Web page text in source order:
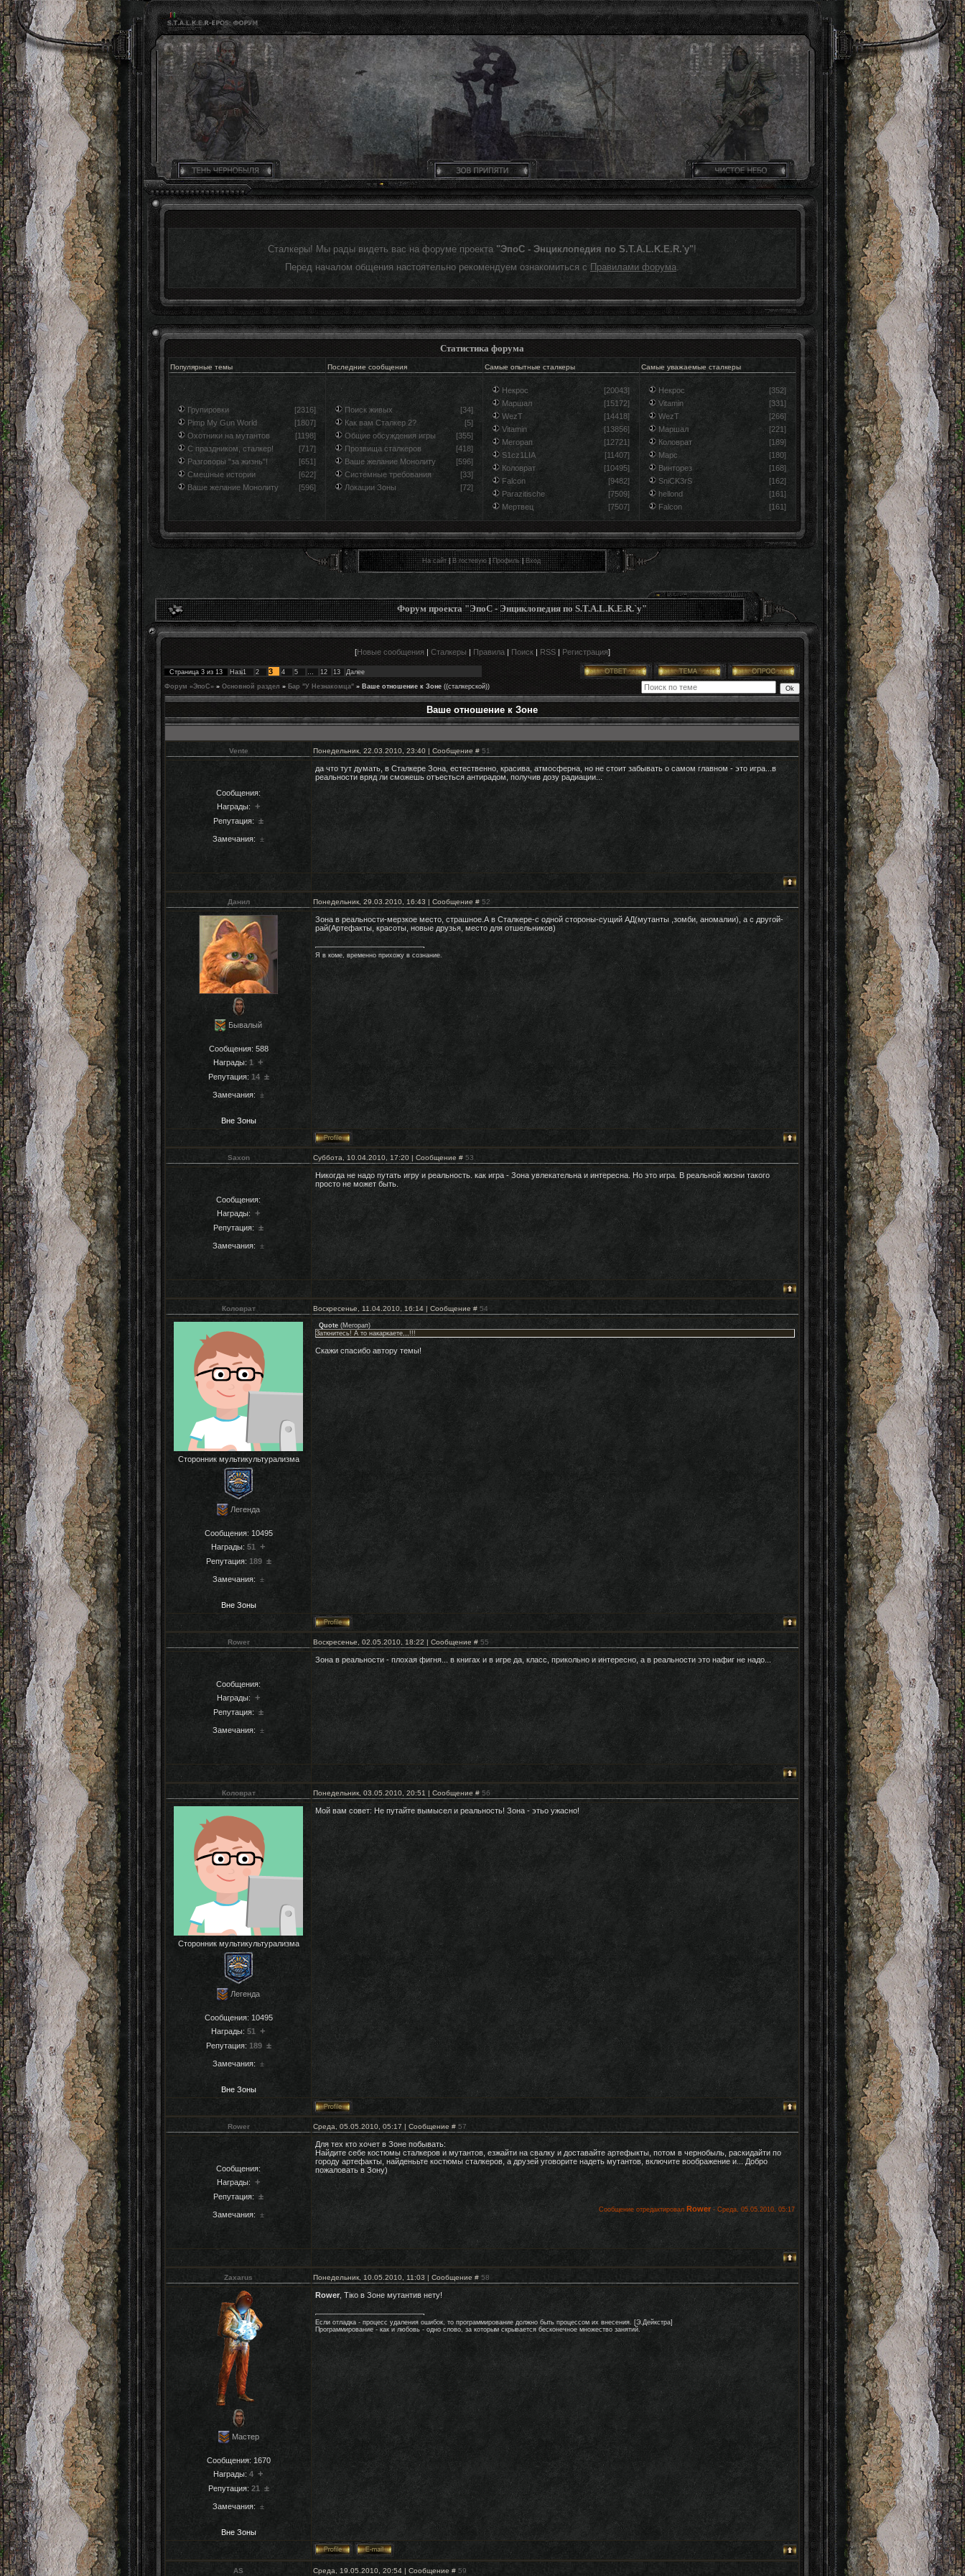
Сталкеры! Мы рады видеть вас на форуме проекта "ЭпоС - Энциклопедия по S.T.A.L.K.E.R.'у"!
Перед началом общения настоятельно рекомендуем ознакомиться с Правилами форума.
Статистика форума
Популярные темы Последние сообщения Самые опытные сталкеры Самые уважаемые сталкеры
Групировки
[2316]
Pimp My Gun World
[1807]
Охотники на мутантов
[1198]
С праздником, сталкер!
[717]
Разговоры "за жизнь"!
[651]
Смешные истории
[622]
Ваше желание Монолиту
[596]
Поиск живых
[34]
Как вам Сталкер 2?
[5]
Общие обсуждения игры
[355]
Прозвища сталкеров
[418]
Ваше желание Монолиту
[596]
Системные требования
[33]
Локации Зоны
[72]
Некрос
[20043]
Маршал
[15172]
WezT
[14418]
Vitamin
[13856]
Мегорап
[12721]
S1cz1LIA
[11407]
Коловрат
[10495]
Falcon
[9482]
Parazitische
[7509]
Мертвец
[7507]
Некрос
[352]
Vitamin
[331]
WezT
[266]
Маршал
[221]
Коловрат
[189]
Марс
[180]
Винторез
[168]
SniCK3rS
[162]
hellond
[161]
Falcon
[161]
На сайт|В гостевую|Профиль|Вход
Форум проекта "ЭпоС - Энциклопедия по S.T.A.L.K.E.R.`у"
[Новые сообщения | Сталкеры | Правила| Поиск| RSS| Регистрация]
Страница 3 из 13 Назад
1 2 3 4 5 … 12 13
Далее
Форум «ЭпоС» » Основной раздел » Бар "У Незнакомца" » Ваше отношение к Зоне ((сталкерской))
Ваше отношение к Зоне
Vente Понедельник, 22.03.2010, 23:40 | Сообщение # 51
Сообщения:
Награды: +
Репутация: ±
Замечания: ±
да что тут думать, в Сталкере Зона, естественно, красива, атмосферна, но не стоит забывать о самом главном - это игра...в
реальности вряд ли сможешь отъесться антирадом, получив дозу радиации...
Данил Понедельник, 29.03.2010, 16:43 | Сообщение # 52
Бывалый
Сообщения: 588
Награды: 1 +
Репутация: 14 ±
Замечания: ±
Вне Зоны
Зона в реальности-мерзкое место, страшное.А в Сталкере-с одной стороны-сущий АД(мутанты ,зомби, аномалии), а с другой-
рай(Артефакты, красоты, новые друзья, место для отшельников)
Я в коме, временно прихожу в сознание.
Saxon Суббота, 10.04.2010, 17:20 | Сообщение # 53
Сообщения:
Награды: +
Репутация: ±
Замечания: ±
Никогда не надо путать игру и реальность. как игра - Зона увлекательна и интересна. Но это игра. В реальной жизни такого
просто не может быть.
Коловрат Воскресенье, 11.04.2010, 16:14 | Сообщение # 54
Сторонник мультикультурализма
Легенда
Сообщения: 10495
Награды: 51 +
Репутация: 189 ±
Замечания: ±
Вне Зоны
Quote(Мегорап)
Заткнитесь! А то накаркаете,,,!!!
Скажи спасибо автору темы!
Rower Воскресенье, 02.05.2010, 18:22 | Сообщение # 55
Сообщения:
Награды: +
Репутация: ±
Замечания: ±
Зона в реальности - плохая фигня... в книгах и в игре да, класс, прикольно и интересно, а в реальности это нафиг не надо...
Коловрат Понедельник, 03.05.2010, 20:51 | Сообщение # 56
Сторонник мультикультурализма
Легенда
Сообщения: 10495
Награды: 51 +
Репутация: 189 ±
Замечания: ±
Вне Зоны
Мой вам совет: Не путайте вымысел и реальность! Зона - этьо ужасно!
Rower Среда, 05.05.2010, 05:17 | Сообщение # 57
Сообщения:
Награды: +
Репутация: ±
Замечания: ±
Для тех кто хочет в Зоне побывать:
Найдите себе костюмы сталкеров и мутантов, езжайти на свалку и доставайте артефыкты, потом в чернобыль, раскидайти по
городу артефакты, найденььте костюмы сталкеров, а друзей уговорите надеть мутантов, включите воображение и... Добро
пожаловать в Зону)
Сообщение отредактировал Rower - Среда, 05.05.2010, 05:17
Zaxarus Понедельник, 10.05.2010, 11:03 | Сообщение # 58
Мастер
Сообщения: 1670
Награды: 4 +
Репутация: 21 ±
Замечания: ±
Вне Зоны
Rower, Тiко в Зоне мутантив нету!
Если отладка - процесс удаления ошибок, то программирование должно быть процессом их внесения. [Э.Дейкстра]
Программирование - как и любовь - одно слово, за которым скрывается бесконечное множество занятий.
AS Среда, 19.05.2010, 20:54 | Сообщение # 59